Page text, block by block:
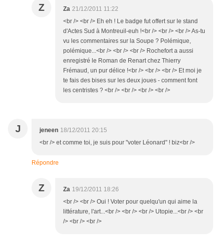
Z Za 21/12/2011 11:22
<br /> <br /> Eh eh ! Le badge fut offert sur le stand
d'Actes Sud à Montreuil-euh !<br /> <br /> <br /> As-tu
vu les commentaires sur la Soupe ? Polémique,
polémique...<br /> <br /> <br /> Rochefort a aussi
enregistré le Roman de Renart chez Thierry
Frémaud, un pur délice !<br /> <br /> <br /> Et moi je
te fais des bises sur les deux joues - comment font
les centristes ? <br /> <br /> <br /> <br />
J jeneen 18/12/2011 20:15
<br /> et comme toi, je suis pour "voter Léonard" ! biz<br />
Répondre
Z Za 19/12/2011 18:26
<br /> <br /> Oui ! Voter pour quelqu'un qui aime la
littérature, l'art...<br /> <br /> <br /> Utopie...<br /> <br
/> <br /> <br />